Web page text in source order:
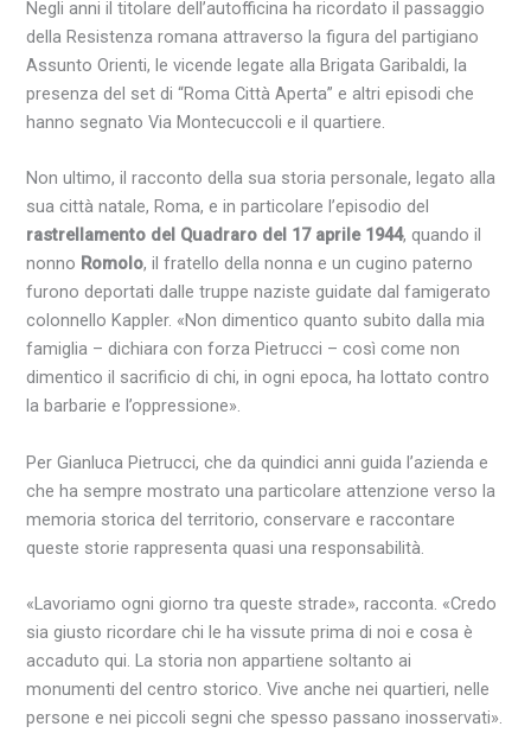
Negli anni il titolare dell’autofficina ha ricordato il passaggio
della Resistenza romana attraverso la figura del partigiano
Assunto Orienti, le vicende legate alla Brigata Garibaldi, la
presenza del set di “Roma Città Aperta” e altri episodi che
hanno segnato Via Montecuccoli e il quartiere.
Non ultimo, il racconto della sua storia personale, legato alla
sua città natale, Roma, e in particolare l’episodio del
rastrellamento del Quadraro del 17 aprile 1944, quando il
nonno Romolo, il fratello della nonna e un cugino paterno
furono deportati dalle truppe naziste guidate dal famigerato
colonnello Kappler. «Non dimentico quanto subito dalla mia
famiglia – dichiara con forza Pietrucci – così come non
dimentico il sacrificio di chi, in ogni epoca, ha lottato contro
la barbarie e l’oppressione».
Per Gianluca Pietrucci, che da quindici anni guida l’azienda e
che ha sempre mostrato una particolare attenzione verso la
memoria storica del territorio, conservare e raccontare
queste storie rappresenta quasi una responsabilità.
«Lavoriamo ogni giorno tra queste strade», racconta. «Credo
sia giusto ricordare chi le ha vissute prima di noi e cosa è
accaduto qui. La storia non appartiene soltanto ai
monumenti del centro storico. Vive anche nei quartieri, nelle
persone e nei piccoli segni che spesso passano inosservati».